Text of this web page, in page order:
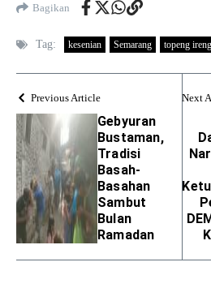
Bagikan
Tag: kesenian Semarang topeng ireng
Previous Article
Gebyuran
Bustaman,
Tradisi
Basah-
Basahan
Sambut
Bulan
Ramadan
Next